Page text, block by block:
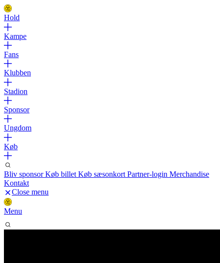
Hold
Kampe
Fans
Klubben
Stadion
Sponsor
Ungdom
Køb
Bliv sponsorKøb billet Køb sæsonkort Partner-login Merchandise
Kontakt
Close menu
Menu